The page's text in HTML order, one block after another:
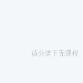
该分类下无课程